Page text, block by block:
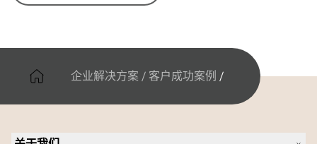
企业解决方案 / 客户成功案例 /